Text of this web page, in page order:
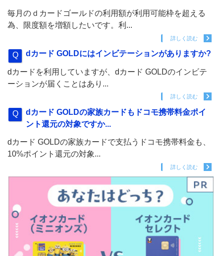
毎月のｄカードゴールドの利用額が利用可能枠を超える
為、限度額を増額したいです。利...
詳しく読む
dカード GOLDにはインビテーションがありますか?
dカードを利用していますが、dカード GOLDのインビテ
ーションが届くことはあり...
詳しく読む
dカード GOLDの家族カードもドコモ携帯料金ポイ
ント還元の対象ですか...
dカード GOLDの家族カードで支払うドコモ携帯料金も、
10%ポイント還元の対象...
詳しく読む